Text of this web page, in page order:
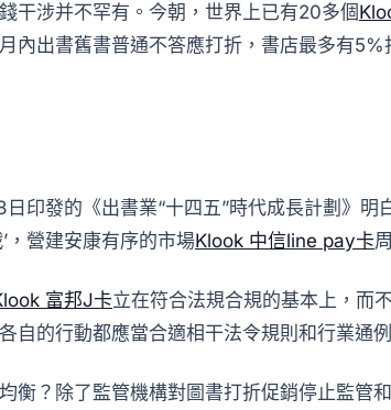
干涉并不罕有。今朝，世界上已有20多個
內出書舊書普通不答應打折，書店最多有5%
印發的《出書業“十四五”時代成長計劃》明
，營建安康有序的市場Klook 中信line pay卡
富邦J卡立在符合法規合規的基本上，而
自的行動都應當合適相干法令規則和行業通例
衡？除了監管機構對圖書打折促銷停止監管